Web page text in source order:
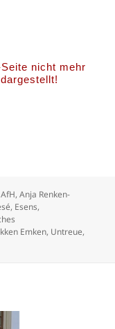
nicht mehr
dargestellt!
Schlagwörter
AfH,Anja Renken-
, Esens,
Emken, Untreue,